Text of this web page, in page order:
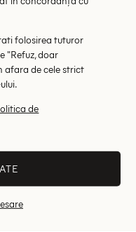
W33/L30
folosirea tuturor
"Refuz, doar
afara de cele strict
de